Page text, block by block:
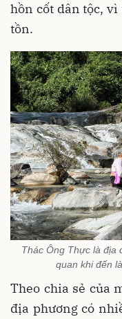
hồn cốt dân tộc,
tồn.
Thác Ông Thực là địa
quan khi đến
Theo chia sẻ của
địa phương có